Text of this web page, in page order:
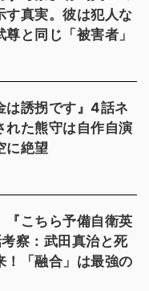
す真実。彼は犯人な
と同じ「被害者」
は誘拐です』4話ネ
れた熊守は自作自演
に絶望
『こちら予備自衛英
察：武田真治と死
！「融合」は最強の